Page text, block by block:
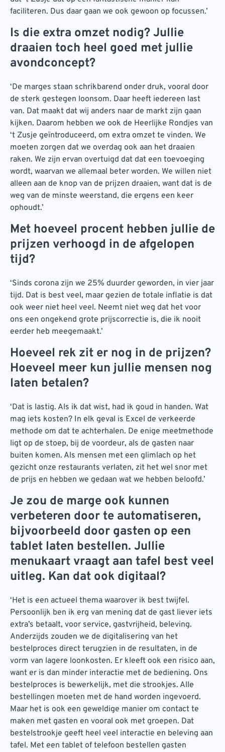
faciliteren. Dus daar gaan we ook gewoon op focussen.’
Is die extra omzet nodig? Jullie
draaien toch heel goed met jullie
avondconcept?
‘De marges staan schrikbarend onder druk, vooral door
de sterk gestegen loonsom. Daar heeft iedereen last
van. Dat maakt dat wij anders naar de markt zijn gaan
kijken. Daarom hebben we ook de Heerlijke Rondjes van
‘t Zusje geïntroduceerd, om extra omzet te vinden. We
moeten zorgen dat we overdag ook aan het draaien
raken. We zijn ervan overtuigd dat dat een toevoeging
wordt, waarvan we allemaal beter worden. We willen niet
alleen aan de knop van de prijzen draaien, want dat is de
weg van de minste weerstand, die ergens een keer
ophoudt.’
Met hoeveel procent hebben jullie de
prijzen verhoogd in de afgelopen
tijd?
‘Sinds corona zijn we 25% duurder geworden, in vier jaar
tijd. Dat is best veel, maar gezien de totale inflatie is dat
ook weer niet heel veel. Neemt niet weg dat het voor
ons een ongekend grote prijscorrectie is, die ik nooit
eerder heb meegemaakt.’
Hoeveel rek zit er nog in de prijzen?
Hoeveel meer kun jullie mensen nog
laten betalen?
‘Dat is lastig. Als ik dat wist, had ik goud in handen. Wat
mag iets kosten? In elk geval is Excel de verkeerde
methode om dat te achterhalen. De enige meetmethode
ligt op de stoep, bij de voordeur, als de gasten naar
buiten komen. Als mensen met een glimlach op het
gezicht onze restaurants verlaten, zit het wel snor met
de prijs en hebben we gedaan wat we hebben beloofd.’
Je zou de marge ook kunnen
verbeteren door te automatiseren,
bijvoorbeeld door gasten op een
tablet laten bestellen. Jullie
menukaart vraagt aan tafel best veel
uitleg. Kan dat ook digitaal?
‘Het is een actueel thema waarover ik best twijfel.
Persoonlijk ben ik erg van mening dat de gast liever iets
extra’s betaalt, voor service, gastvrijheid, beleving.
Anderzijds zouden we de digitalisering van het
bestelproces direct terugzien in de resultaten, in de
vorm van lagere loonkosten. Er kleeft ook een risico aan,
want er is dan minder interactie met de bediening. Ons
bestelproces is bewerkelijk, met die strookjes. Alle
bestellingen moeten met de hand worden ingevoerd.
Maar het is ook een geweldige manier om contact te
maken met gasten en vooral ook met groepen. Dat
bestelstrookje geeft heel veel interactie en beleving aan
tafel. Met een tablet of telefoon bestellen gasten